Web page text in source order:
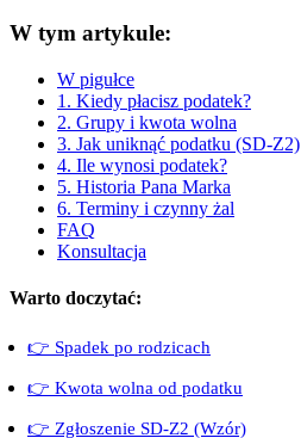
W tym artykule:
W pigułce
1. Kiedy płacisz podatek?
2. Grupy i kwota wolna
3. Jak uniknąć podatku (SD-Z2)
4. Ile wynosi podatek?
5. Historia Pana Marka
6. Terminy i czynny żal
FAQ
Konsultacja
Warto doczytać:
👉 Spadek po rodzicach
👉 Kwota wolna od podatku
👉 Zgłoszenie SD-Z2 (Wzór)